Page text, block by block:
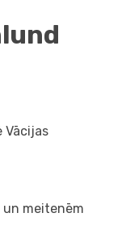
Vācijas
meitenēm